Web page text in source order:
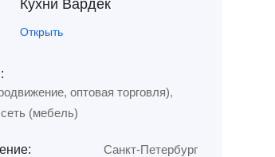
Кухни Вардек
Открыть
оптовая торговля),
(мебель)
Санкт-Петербург